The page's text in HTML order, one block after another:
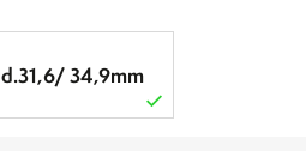
d.31,6/ 34,9mm